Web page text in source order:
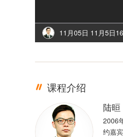
11月05日 11月5日
课程介绍
陆晅
2006
约嘉